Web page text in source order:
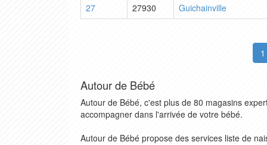
27
27930 Guichainville
1
Autour de Bébé
Autour de Bébé, c'est plus de 80 magasins
accompagner dans l'arrivée de votre bébé.
Autour de Bébé propose des services liste de